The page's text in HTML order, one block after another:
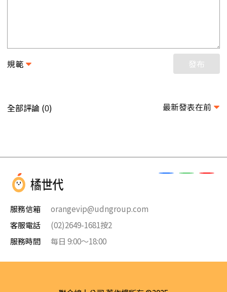
規範 發布
全部評論 (0) 最新發表在前
服務信箱
orangevip@udngroup.com
客服電話
(02)2649-1681按2
服務時間
每日 9:00～18:00